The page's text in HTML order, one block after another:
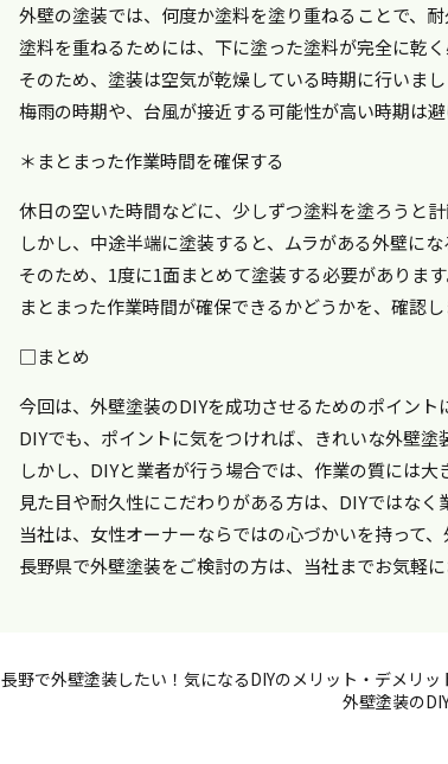
外壁の塗装では、何度か塗料を塗り重ねることで、耐
塗料を重ねるためには、下に塗った塗料が完全に乾く
そのため、塗装は空気が乾燥している時期に行いまし
梅雨の時期や、台風が接近する可能性が高い時期は避
＊まとまった作業時間を確保する
休日の空いた時間などに、少しずつ塗料を塗ろうと
しかし、中途半端に塗装すると、ムラがある外壁にな
そのため、1度に1面まとめて塗装する必要があります
まとまった作業時間が確保できるかどうかを、確認し
□まとめ
今回は、外壁塗装のDIYを成功させるためのポイント
DIYでも、ポイントに気をつければ、きれいな外壁塗
しかし、DIYと業者が行う場合では、作業の質には大
見た目や耐久性にこだわりがある方は、DIYではなく
当社は、女性オーナーならではの心づかいを持って、
長野県で外壁塗装をご検討の方は、当社までお気軽に
長野で外壁塗装したい！気になるDIYのメリット・デメリッ
外壁塗装の